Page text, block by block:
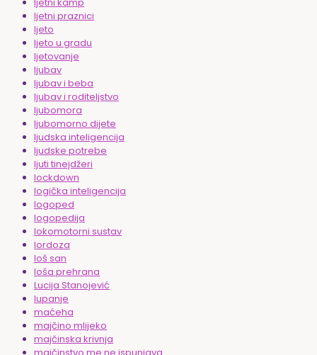
ljetni praznici
ljeto
ljeto u gradu
ljetovanje
ljubav
ljubav i beba
ljubav i roditeljstvo
ljubomora
ljubomorno dijete
ljudska inteligencija
ljudske potrebe
ljuti tinejdžeri
lockdown
logička inteligencija
logoped
logopedija
lokomotorni sustav
lordoza
loš san
loša prehrana
Lucija Stanojević
lupanje
maćeha
majčino mlijeko
majčinska krivnja